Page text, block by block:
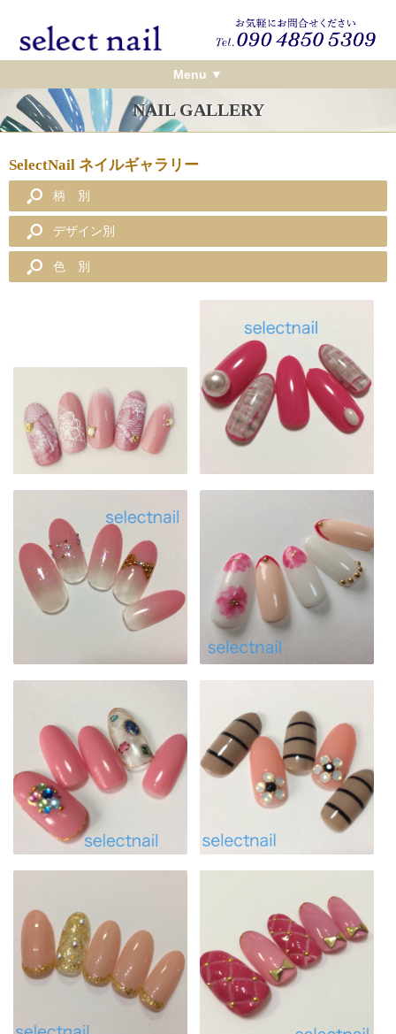
Menu ▼
NAIL GALLERY
SelectNail ネイルギャラリー
柄 別
デザイン別
色 別